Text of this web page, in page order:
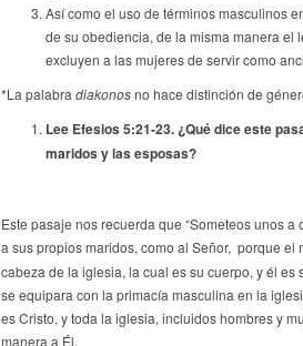
Así como el uso de términos masculinos
de su obediencia, de la misma manera el
excluyen a las mujeres de servir como
*La palabra diakonosno hace distinción de
Lee Efesios 5:21-23. ¿Qué dice este
maridos y las esposas?
Este pasaje nos recuerda que “Someteos unos
a sus propios maridos, como al Señor, porque el
cabeza de la iglesia, la cual es su cuerpo, y él
se equipara con la primacía masculina en la
es Cristo, y toda la iglesia, incluidos hombres y
manera a Él.